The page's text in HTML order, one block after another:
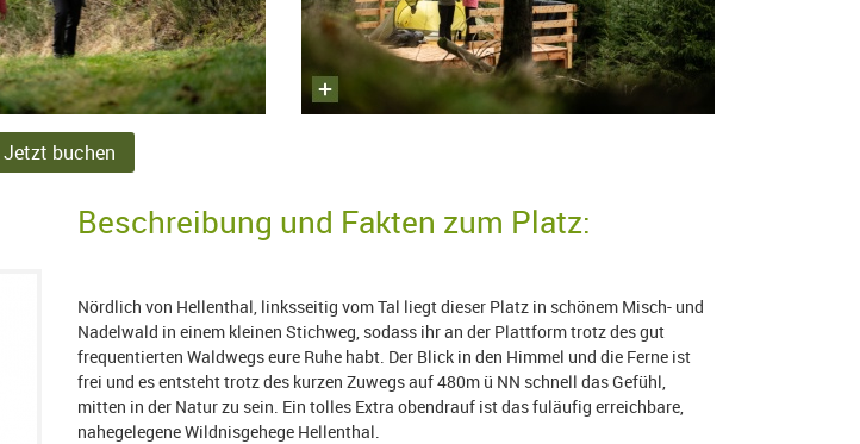
Jetzt buchen
Beschreibung und Fakten zum Platz:
Nördlich von Hellenthal, linksseitig vom Tal liegt dieser Platz in schönem Misch- und
Nadelwald in einem kleinen Stichweg, sodass ihr an der Plattform trotz des gut
frequentierten Waldwegs eure Ruhe habt. Der Blick in den Himmel und die Ferne ist
frei und es entsteht trotz des kurzen Zuwegs auf 480m ü NN schnell das Gefühl,
mitten in der Natur zu sein. Ein tolles Extra obendrauf ist das fuläufig erreichbare,
nahegelegene Wildnisgehege Hellenthal.